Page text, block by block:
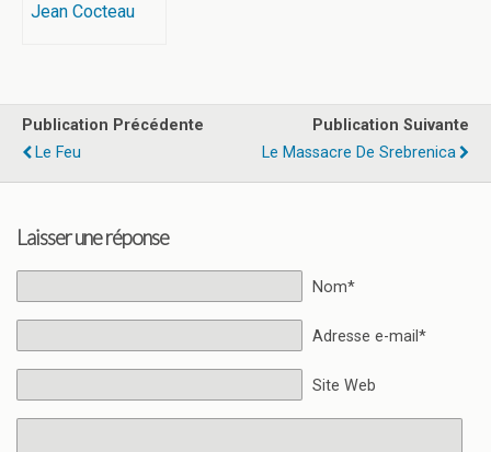
Jean Cocteau
Publication Précédente
Le Feu
Publication Suivante
Le Massacre De Srebrenica
Laisser une réponse
Nom*
Adresse e-mail*
Site Web